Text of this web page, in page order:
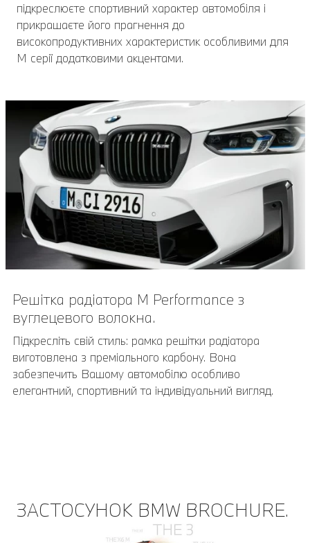
підкреслюєте спортивний характер автомобіля і
прикрашаєте його прагнення до
високопродуктивних характеристик особливими для
М серії додатковими акцентами.
Решітка радіатора M Performance з
вуглецевого волокна.
Підкресліть свій стиль: рамка решітки радіатора
виготовлена з преміального карбону. Вона
забезпечить Вашому автомобілю особливо
елегантний, спортивний та індивідуальний вигляд.
ЗАСТОСУНОК BMW BROCHURE.